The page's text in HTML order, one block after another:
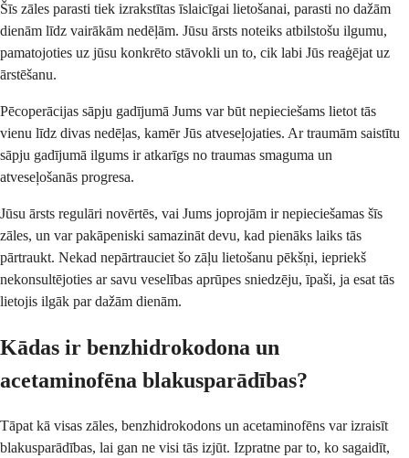
Šīs zāles parasti tiek izrakstītas īslaicīgai lietošanai, parasti no dažām
dienām līdz vairākām nedēļām. Jūsu ārsts noteiks atbilstošu ilgumu,
pamatojoties uz jūsu konkrēto stāvokli un to, cik labi Jūs reaģējat uz
ārstēšanu.
Pēcoperācijas sāpju gadījumā Jums var būt nepieciešams lietot tās
vienu līdz divas nedēļas, kamēr Jūs atveseļojaties. Ar traumām saistītu
sāpju gadījumā ilgums ir atkarīgs no traumas smaguma un
atveseļošanās progresa.
Jūsu ārsts regulāri novērtēs, vai Jums joprojām ir nepieciešamas šīs
zāles, un var pakāpeniski samazināt devu, kad pienāks laiks tās
pārtraukt. Nekad nepārtrauciet šo zāļu lietošanu pēkšņi, iepriekš
nekonsultējoties ar savu veselības aprūpes sniedzēju, īpaši, ja esat tās
lietojis ilgāk par dažām dienām.
Kādas ir benzhidrokodona un
acetaminofēna blakusparādības?
Tāpat kā visas zāles, benzhidrokodons un acetaminofēns var izraisīt
blakusparādības, lai gan ne visi tās izjūt. Izpratne par to, ko sagaidīt,